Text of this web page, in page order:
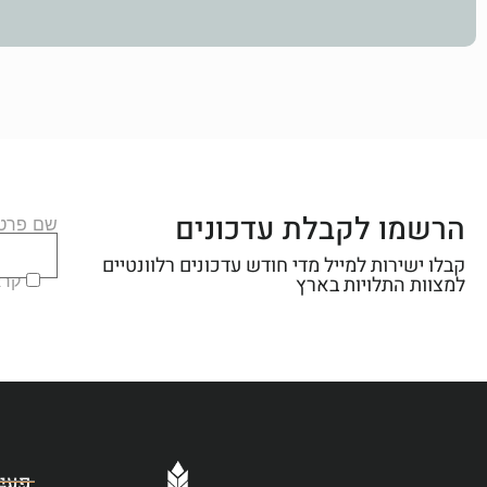
הרשמו לקבלת עדכונים
קבלו ישירות למייל מדי חודש עדכונים רלוונטיים
למצוות התלויות בארץ
שם